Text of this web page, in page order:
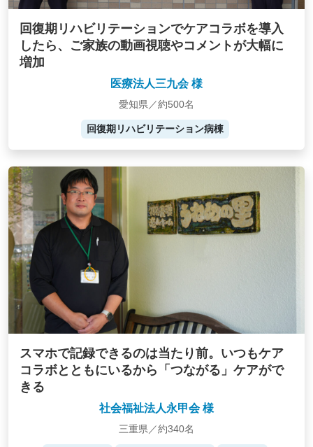
回復期リハビリテーションでケアコラボを導入
したら、ご家族の動画視聴やコメントが大幅に
増加
医療法人三九会 様
愛知県／約500名
回復期リハビリテーション病棟
スマホで記録できるのは当たり前。いつもケア
コラボとともにいるから「つながる」ケアがで
きる
社会福祉法人永甲会 様
三重県／約340名